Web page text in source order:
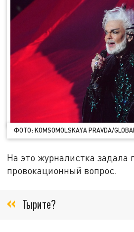
ФОТО: KOMSOMOLSKAYA PRAVDA/
На это журналистка задала
провокационный вопрос.
Тырите?